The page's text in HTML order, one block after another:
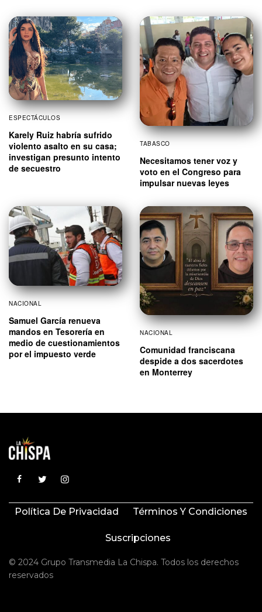
ESPECTÁCULOS
Karely Ruiz habría sufrido
violento asalto en su casa;
investigan presunto intento
de secuestro
TABASCO
Necesitamos tener voz y
voto en el Congreso para
impulsar nuevas leyes
NACIONAL
Samuel García renueva
mandos en Tesorería en
medio de cuestionamientos
por el impuesto verde
NACIONAL
Comunidad franciscana
despide a dos sacerdotes
en Monterrey
Política De Privacidad Términos Y Condiciones
Suscripciones
© 2024 Grupo Transmedia La Chispa. Todos los derechos
reservados